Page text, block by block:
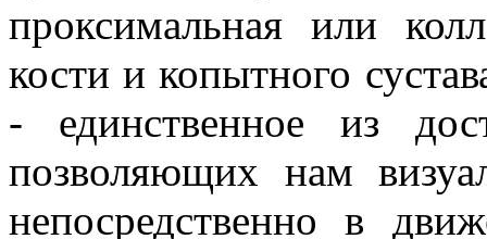
проксимальная или
кости и копытного
- единственное из
позволяющих нам
непосредственно в